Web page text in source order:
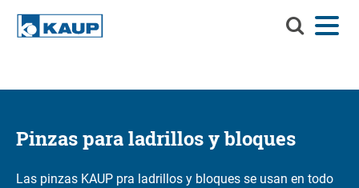
BuscarMenú
Implementos
Pinzas para ladrillos y bloques
Las pinzas KAUP pra ladrillos y bloques se usan en todo